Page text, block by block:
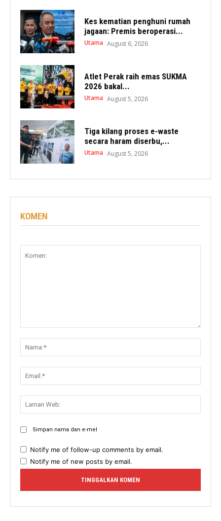
Kes kematian penghuni rumah
jagaan: Premis beroperasi...
Utama August 6, 2026
Atlet Perak raih emas SUKMA
2026 bakal...
Utama August 5, 2026
Tiga kilang proses e-waste
secara haram diserbu,...
Utama August 5, 2026
KOMEN
Simpan nama dan e-mel
Notify me of follow-up comments by email.
Notify me of new posts by email.